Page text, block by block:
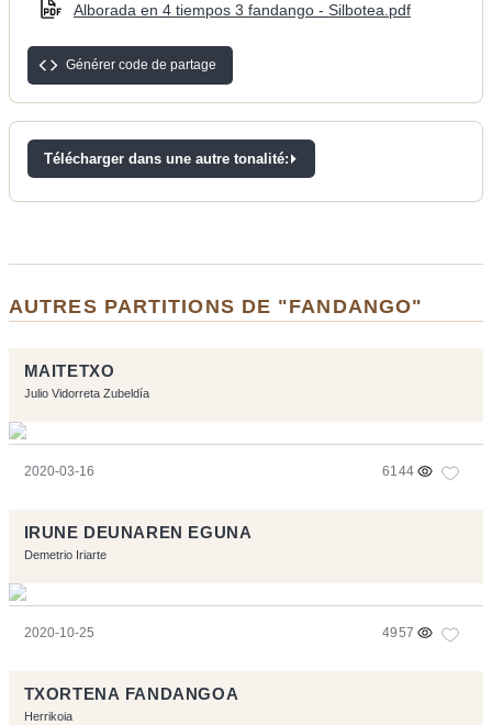
Alborada en 4 tiempos 3 fandango - Silbotea.pdf
Générer code de partage
Télécharger dans une autre tonalité:
AUTRES PARTITIONS DE "FANDANGO"
MAITETXO
Julio Vidorreta Zubeldía
2020-03-16 6144
IRUNE DEUNAREN EGUNA
Demetrio Iriarte
2020-10-25 4957
TXORTENA FANDANGOA
Herrikoia